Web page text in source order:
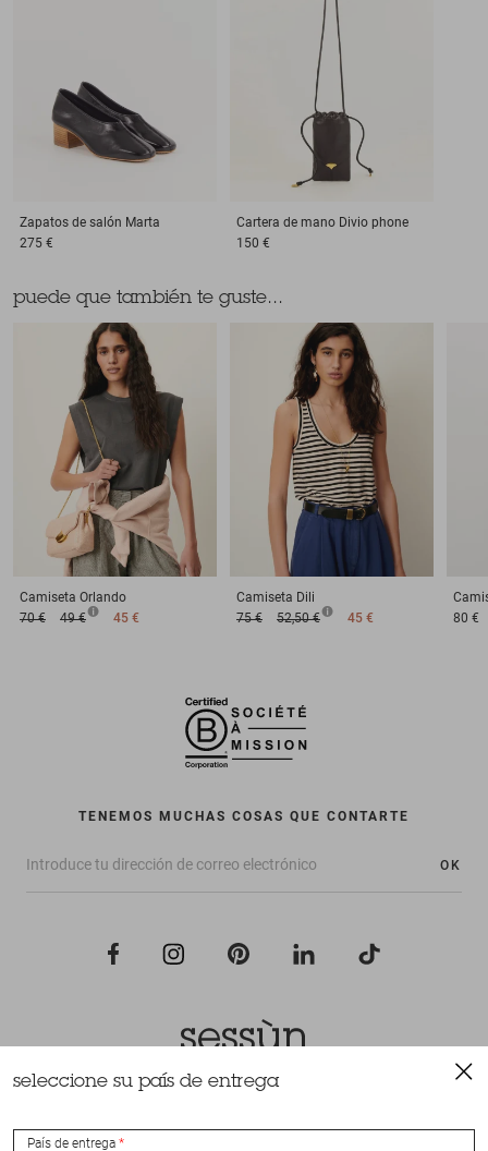
Zapatos de salón Marta
275 €
Cartera de mano Divio phone
150 €
puede que también te guste...
Camiseta Orlando
70 €
49 € 45 €
Camiseta Dili
75 €
52,50 € 45 €
80 €
TENEMOS MUCHAS COSAS QUE CONTARTE
OK
Todos los derechos reservados Sessùn 2022
seleccione su país de entrega
País de entrega